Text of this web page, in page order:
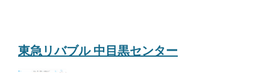
東急リバブル 中目黒センター